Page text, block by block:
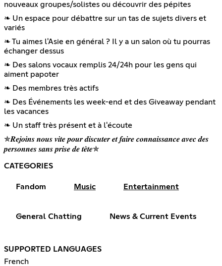
nouveaux groupes/solistes ou découvrir des pépites
❧ Un espace pour débattre sur un tas de sujets divers et
variés
❧ Tu aimes l'Asie en général ? Il y a un salon où tu pourras
échanger dessus
❧ Des salons vocaux remplis 24/24h pour les gens qui
aiment papoter
❧ Des membres très actifs
❧ Des Événements les week-end et des Giveaway pendant
les vacances
❧ Un staff très présent et à l'écoute
✯𝑹𝒆𝒋𝒐𝒊𝒏𝒔 𝒏𝒐𝒖𝒔 𝒗𝒊𝒕𝒆 𝒑𝒐𝒖𝒓 𝒅𝒊𝒔𝒄𝒖𝒕𝒆𝒓 𝒆𝒕 𝒇𝒂𝒊𝒓𝒆 𝒄𝒐𝒏𝒏𝒂𝒊𝒔𝒔𝒂𝒏𝒄𝒆 𝒂𝒗𝒆𝒄 𝒅𝒆𝒔
𝒑𝒆𝒓𝒔𝒐𝒏𝒏𝒆𝒔 𝒔𝒂𝒏𝒔 𝒑𝒓𝒊𝒔𝒆 𝒅𝒆 𝒕𝒆̂𝒕𝒆✯
CATEGORIES
Fandom Music Entertainment
General Chatting News & Current Events
SUPPORTED LANGUAGES
French